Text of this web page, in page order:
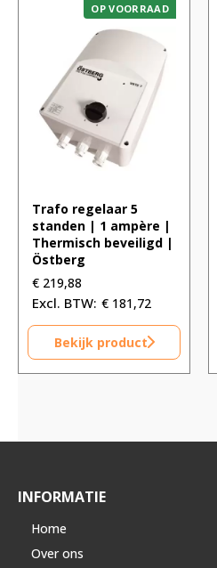
OP VOORRAAD
Trafo regelaar 5
standen | 1 ampère |
Thermisch beveiligd |
Östberg
€ 219,88
€ 181,72
Bekijk product
INFORMATIE
Home
Over ons